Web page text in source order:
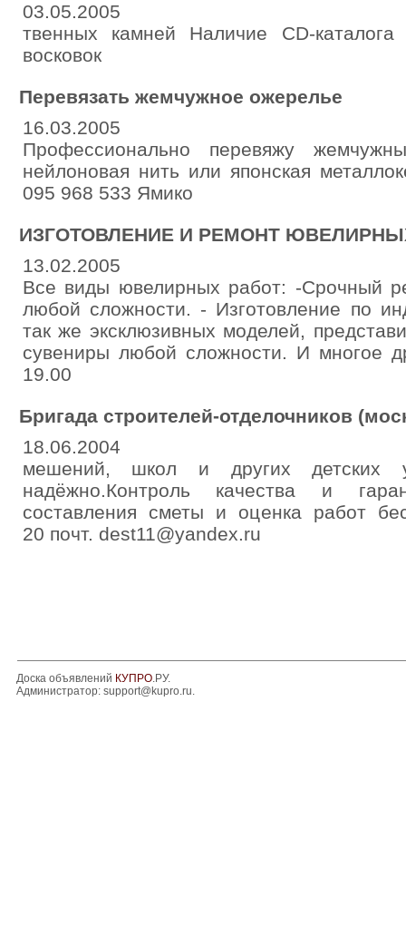
03.05.2005
твенных камней Наличие CD-
восковок
Перевязать жемчужное ожерелье
16.03.2005
Профессионально перевяжу
нейлоновая нить или японская
095 968 533 Ямико
ИЗГОТОВЛЕНИЕ И РЕМОНТ
13.02.2005
Все виды ювелирных работ: -Срочный
любой сложности. - Изготовление по
так же эксклюзивных моделей,
сувениры любой сложности. И многое
19.00
Бригада строителей-отделочников
18.06.2004
мешений, школ и других детских
надёжно.Контроль качества и
составления сметы и оценка работ
20 почт. dest11@yandex.ru
Доска объявлений КУПРО.РУ.
Администратор: support@kupro.ru.